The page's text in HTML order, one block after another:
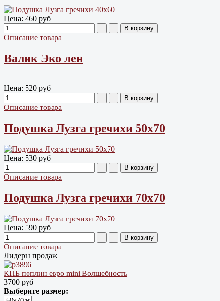
Цена: 460 руб
Описание товара
Валик Эко лен
Цена: 520 руб
Описание товара
Подушка Лузга гречихи 50х70
Цена: 530 руб
Описание товара
Подушка Лузга гречихи 70х70
Цена: 590 руб
Описание товара
Лидеры продаж
КПБ поплин евро mini Волшебность
3700 руб
Выберите размер: